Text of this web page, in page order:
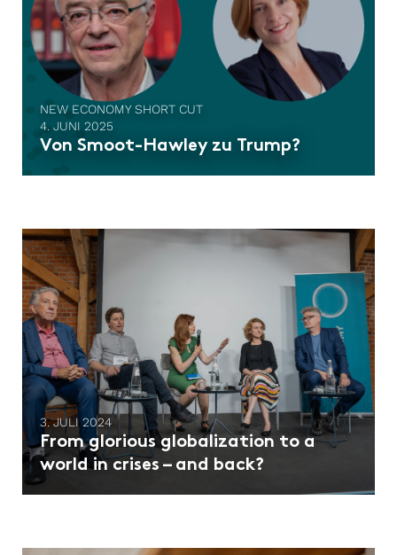
NEW ECONOMY SHORT CUT
4. JUNI 2025
Von Smoot-Hawley zu Trump?
3. JULI 2024
From glorious globalization to a
world in crises – and back?